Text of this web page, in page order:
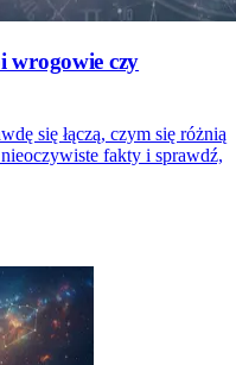
wrogowie czy
się łączą, czym się różnią
fakty i sprawdź,